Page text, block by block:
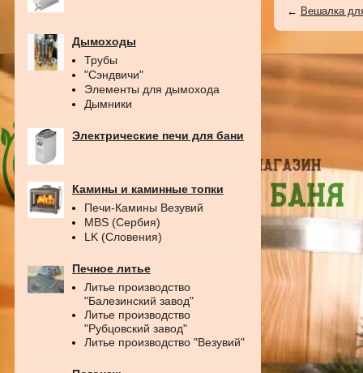
Дымоходы
Трубы
"Сэндвичи"
Элементы для дымохода
Дымники
Электрические печи для бани
Камины и каминные топки
Печи-Камины Везувий
MBS (Сербия)
LK (Словения)
Печное литье
Литье производство
"Балезинский завод"
Литье производство
"Рубцовский завод"
Литье производство "Везувий"
← Вешалка